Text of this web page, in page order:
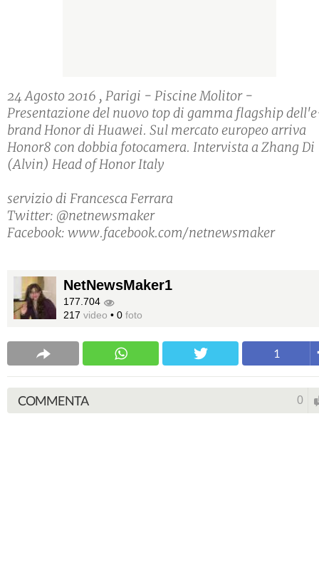
24 Agosto 2016 , Parigi - Piscine Molitor -
Presentazione del nuovo top di gamma flagship
brand Honor di Huawei. Sul mercato europeo arriva
Honor8 con dobbia fotocamera. Intervista a Zhang Di
(Alvin) Head of Honor Italy
servizio di Francesca Ferrara
Twitter: @netnewsmaker
Facebook: www.facebook.com/netnewsmaker
NetNewsMaker1
177.704
217 video • 0 foto
1
COMMENTA 0